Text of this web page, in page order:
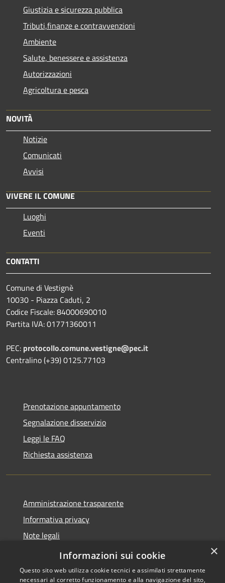
Giustizia e sicurezza pubblica
Tributi,finanze e contravvenzioni
Ambiente
Salute, benessere e assistenza
Autorizzazioni
Agricoltura e pesca
NOVITÀ
Notizie
Comunicati
Avvisi
VIVERE IL COMUNE
Luoghi
Eventi
CONTATTI
Comune di Vestignè
10030 - Piazza Caduti, 2
Codice Fiscale: 84000690010
Partita IVA: 01771360011
PEC: protocollo.comune.vestigne@pec.it
Centralino (+39) 0125.77103
Prenotazione appuntamento
Segnalazione disservizio
Leggi le FAQ
Richiesta assistenza
Amministrazione trasparente
Informativa privacy
Note legali
Dichiarazione di accessibilità
×
Informazioni sui cookie
Questo sito web utilizza cookie tecnici e assimilati strettamente
necessari al corretto funzionamento e alla navigazione del sito,